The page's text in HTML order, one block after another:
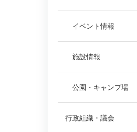
イベント情報
施設情報
公園・キャンプ場
行政組織・議会